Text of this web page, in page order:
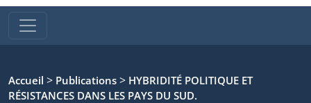
Accueil > Publications > HYBRIDITÉ POLITIQUE ET
RÉSISTANCES DANS LES PAYS DU SUD.